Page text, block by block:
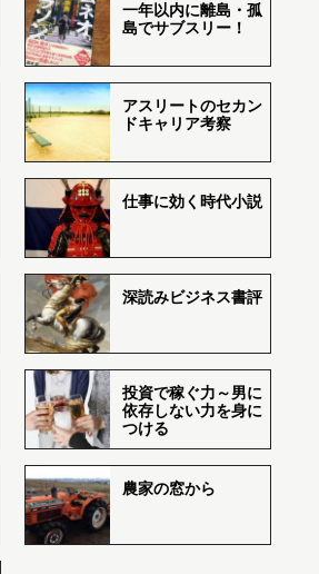
一年以内に離島・孤
島でサブスリー！
アスリートのセカン
ドキャリア考察
仕事に効く時代小説
深読みビジネス書評
投資で稼ぐ力～男に
依存しない力を身に
つける
農家の窓から